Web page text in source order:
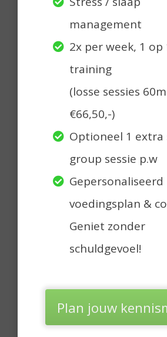
management
2x per week, 1 op
training
(losse sessies
€66,50,-)
Optioneel 1 extra
group sessie p.w
Gepersonaliseerd
voedingsplan &
Geniet zonder
schuldgevoel!
Plan jouw